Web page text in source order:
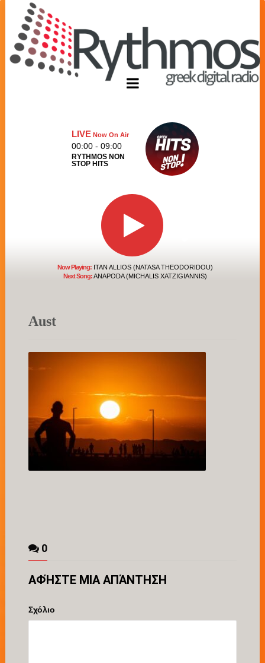
LIVENow On Air
00:00 - 09:00
RYTHMOS NON
STOP HITS
Now Playing:ITAN ALLIOS (NATASA THEODORIDOU)
Next Song:ANAPODA (MICHALIS XATZIGIANNIS)
Aust
0
ΑΦΉΣΤΕ ΜΙΑ ΑΠΆΝΤΗΣΗ
Σχόλιο